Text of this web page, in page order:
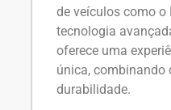
de veículos como o
tecnologia
oferece uma
única, combinando
durabilidade.